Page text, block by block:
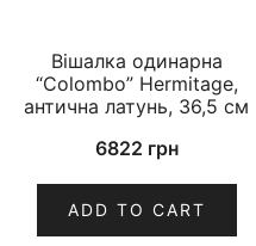
Вішалка одинарна
“Colombo” Hermitage,
антична латунь, 36,5 см
6822 грн
ADD TO CART